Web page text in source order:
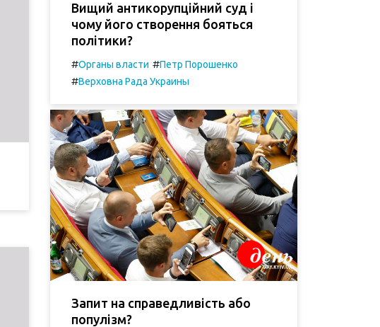
Вищий антикорупційний суд і
чому його створення бояться
політики?
#Органы власти #Петр Порошенко
#Верховна Рада Украины
Запит на справедливість або
популізм?